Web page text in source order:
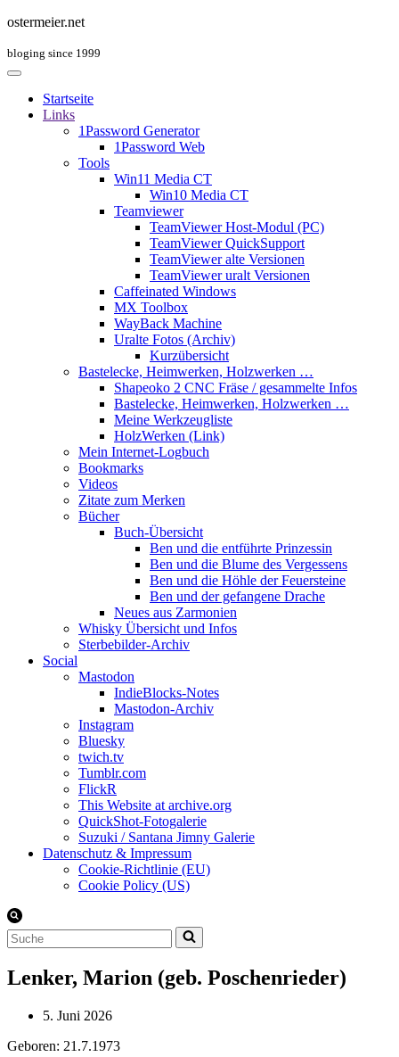
ostermeier.net
bloging since 1999
Startseite
Links
1Password Generator
1Password Web
Tools
Win11 Media CT
Win10 Media CT
Teamviewer
TeamViewer Host-Modul (PC)
TeamViewer QuickSupport
TeamViewer alte Versionen
TeamViewer uralt Versionen
Caffeinated Windows
MX Toolbox
WayBack Machine
Uralte Fotos (Archiv)
Kurzübersicht
Bastelecke, Heimwerken, Holzwerken …
Shapeoko 2 CNC Fräse / gesammelte Infos
Bastelecke, Heimwerken, Holzwerken …
Meine Werkzeugliste
HolzWerken (Link)
Mein Internet-Logbuch
Bookmarks
Videos
Zitate zum Merken
Bücher
Buch-Übersicht
Ben und die entführte Prinzessin
Ben und die Blume des Vergessens
Ben und die Höhle der Feuersteine
Ben und der gefangene Drache
Neues aus Zarmonien
Whisky Übersicht und Infos
Sterbebilder-Archiv
Social
Mastodon
IndieBlocks-Notes
Mastodon-Archiv
Instagram
Bluesky
twich.tv
Tumblr.com
FlickR
This Website at archive.org
QuickShot-Fotogalerie
Suzuki / Santana Jimny Galerie
Datenschutz & Impressum
Cookie-Richtlinie (EU)
Cookie Policy (US)
Suchen
nach …
Lenker, Marion (geb. Poschenrieder)
5. Juni 2026
Geboren: 21.7.1973